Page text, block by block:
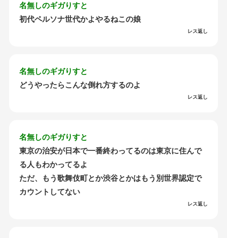
名無しのギガりすと
初代ペルソナ世代かよやるねこの娘
レス返し
名無しのギガりすと
どうやったらこんな倒れ方するのよ
レス返し
名無しのギガりすと
東京の治安が日本で一番終わってるのは東京に住んで
る人もわかってるよ
ただ、もう歌舞伎町とか渋谷とかはもう別世界認定で
カウントしてない
レス返し